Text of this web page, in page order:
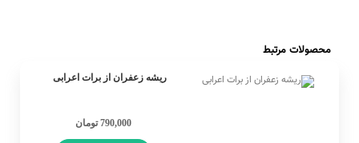
محصولات مرتبط
ریشه زعفران از برات اعرابی
790,000 تومان